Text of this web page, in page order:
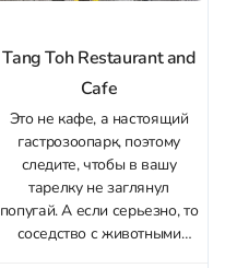
Tang Toh Restaurant and
Cafe
Это не кафе, а настоящий
гастрозоопарк, поэтому
следите, чтобы в вашу
тарелку не заглянул
попугай. А если серьезно, то
соседство с животными